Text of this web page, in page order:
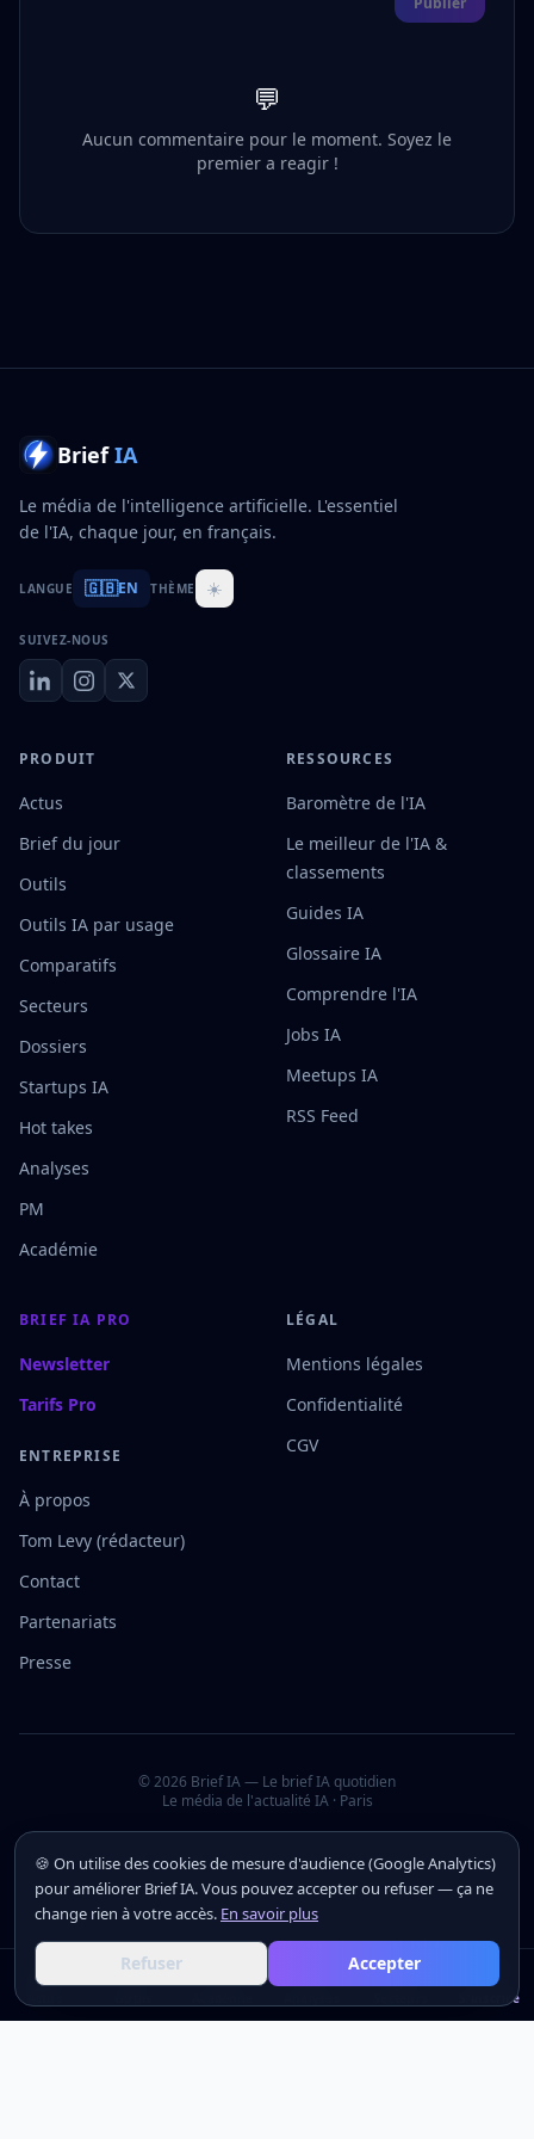
🍪 On utilise des cookies de mesure d'audience (Google Analytics)
pour améliorer Brief IA. Vous pouvez accepter ou refuser — ça ne
change rien à votre accès. En savoir plus
Refuser Accepter
💬
Aucun commentaire pour le moment. Soyez le
premier a reagir !
Brief IA
Le média de l'intelligence artificielle. L'essentiel
de l'IA, chaque jour, en français.
LANGUE 🇬🇧EN THÈME ☀️
SUIVEZ-NOUS
PRODUIT
Actus
Brief du jour
Outils
Outils IA par usage
Comparatifs
Secteurs
Dossiers
Startups IA
Hot takes
Analyses
PM
Académie
RESSOURCES
Baromètre de l'IA
Le meilleur de l'IA &
classements
Guides IA
Glossaire IA
Comprendre l'IA
Jobs IA
Meetups IA
RSS Feed
BRIEF IA PRO
Newsletter
Tarifs Pro
ENTREPRISE
À propos
Tom Levy (rédacteur)
Contact
Partenariats
Presse
LÉGAL
Mentions légales
Confidentialité
CGV
©2026 Brief IA — Le brief IA quotidien
Le média de l'actualité IA · Paris
S'inscrire
S'inscrire